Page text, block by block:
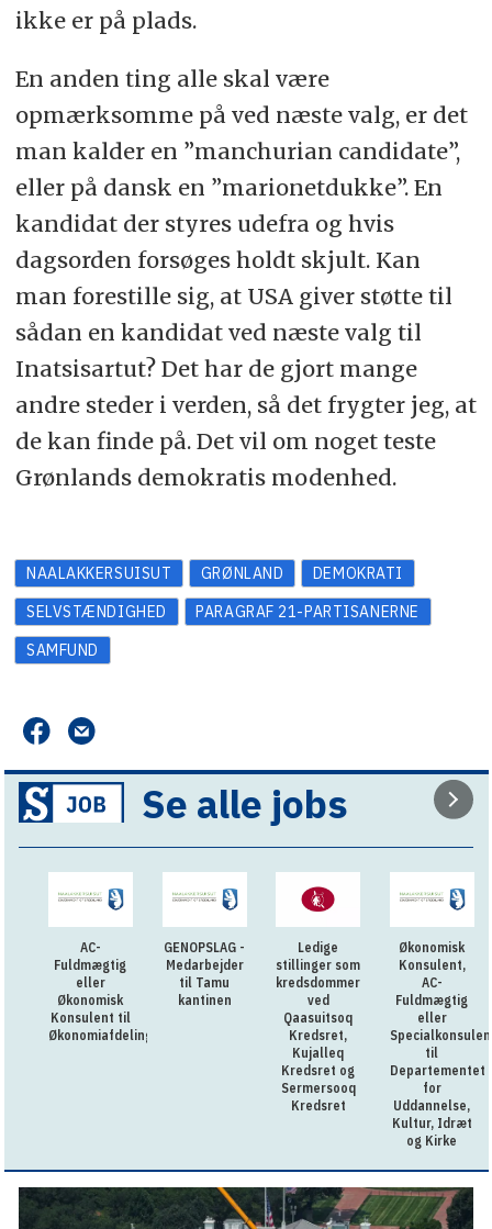
ikke er på plads.
En anden ting alle skal være
opmærksomme på ved næste valg, er det
man kalder en ”manchurian candidate”,
eller på dansk en ”marionetdukke”. En
kandidat der styres udefra og hvis
dagsorden forsøges holdt skjult. Kan
man forestille sig, at USA giver støtte til
sådan en kandidat ved næste valg til
Inatsisartut? Det har de gjort mange
andre steder i verden, så det frygter jeg, at
de kan finde på. Det vil om noget teste
Grønlands demokratis modenhed.
NAALAKKERSUISUT GRØNLAND
DEMOKRATI
SELVSTÆNDIGHED
PARAGRAF 21-PARTISANERNE
SAMFUND
Se alle jobs
AC-
Fuldmægtig
eller
Økonomisk
Konsulent til
Økonomiafdelingen
GENOPSLAG -
Medarbejder
til Tamu
kantinen
Ledige
stillinger som
kredsdommer
ved
Qaasuitsoq
Kredsret,
Kujalleq
Kredsret og
Sermersooq
Kredsret
Økonomisk
Konsulent,
AC-
Fuldmægtig
eller
til
Departementet
for
Uddannelse,
Kultur, Idræt
og Kirke